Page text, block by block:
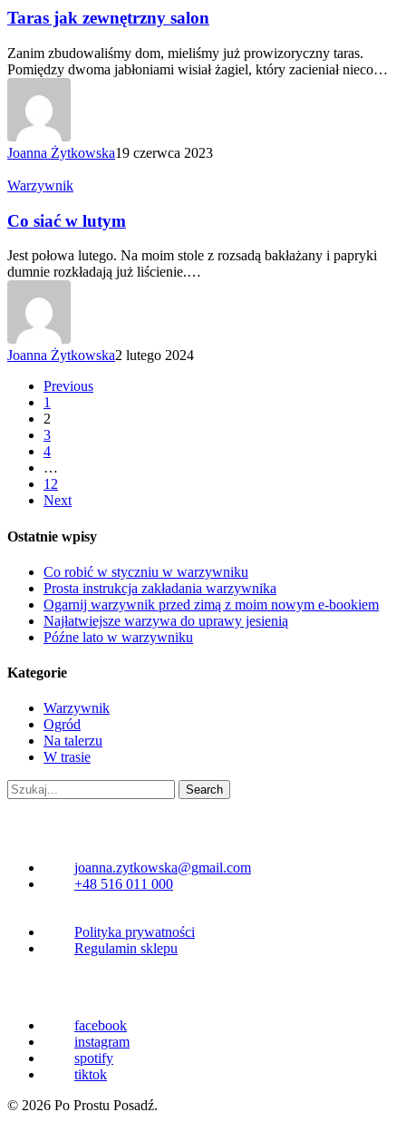
zewnętrzny
salon
Taras jak zewnętrzny salon
Zanim zbudowaliśmy dom, mieliśmy już prowizoryczny taras.
Pomiędzy dwoma jabłoniami wisiał żagiel, który zacieniał nieco…
Joanna Żytkowska19 czerwca 2023
Co
w lutym
Warzywnik
Co siać w lutym
Jest połowa lutego. Na moim stole z rozsadą bakłażany i papryki
dumnie rozkładają już liścienie.…
Joanna Żytkowska2 lutego 2024
Previous
1
2
3
4
…
12
Next
Ostatnie wpisy
Co robić w styczniu w warzywniku
Prosta instrukcja zakładania warzywnika
Ogarnij warzywnik przed zimą z moim nowym e-bookiem
Najłatwiejsze warzywa do uprawy jesienią
Późne lato w warzywniku
Kategorie
Warzywnik
Ogród
Na talerzu
W trasie
Search
joanna.zytkowska@gmail.com
+48 516 011 000
Polityka prywatności
Regulamin sklepu
facebook
instagram
spotify
tiktok
© 2026 Po Prostu Posadź.